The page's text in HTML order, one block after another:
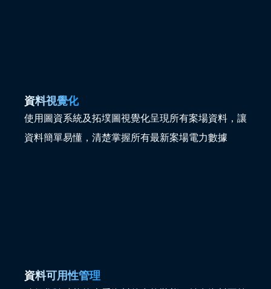
資料視覺化
使用圖資系統及拓墣圖視覺化呈現所有案場資料，讓
資料簡單易懂，清楚掌握所有最新案場電力數據
資料可用性管理